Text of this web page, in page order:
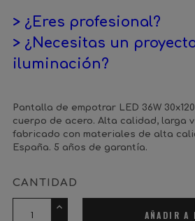
> ¿Eres profesional?
> ¿Necesitas un
iluminación?
Pantalla de empotrar LED 36W
cuerpo de acero. Alta calidad, larga
fabricado con materiales de alta
España. 5 años de garantía.
CANTIDAD
AÑADIR A